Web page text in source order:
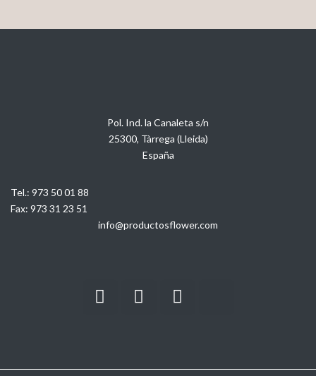
Pol. Ind. la Canaleta s/n
25300, Tàrrega (Lleida)
España
Tel.: 973 50 01 88
Fax: 973 31 23 51
info@productosflower.com